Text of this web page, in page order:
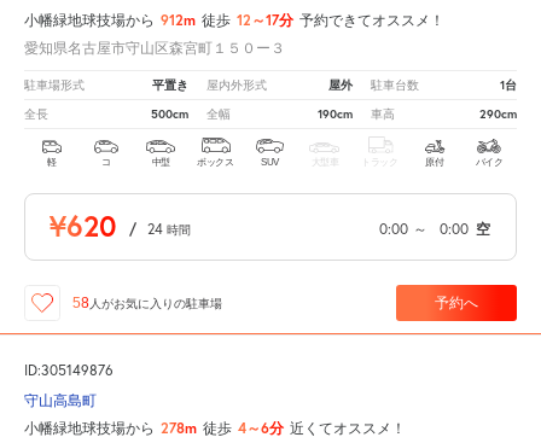
小幡緑地球技場から 912m 徒歩 12～17分 予約できてオススメ！
愛知県名古屋市守山区森宮町１５０ー３
駐車場形式 平置き 屋内外形式 屋外 駐車台数 1台
全長 500cm 全幅 190cm 車高 290cm
軽 コ 中型 ボックス SUV 大型車 トラック 原付 バイク
¥620 / 24 時間 0:00 ～ 0:00 空
58 人がお気に入りの駐車場 予約へ
ID:305149876
守山高島町
小幡緑地球技場から 278m 徒歩 4～6分 近くてオススメ！